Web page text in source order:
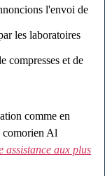
l'envoi de
les laboratoires
compresses et de
comme en
comorien Al
assistance aux plus